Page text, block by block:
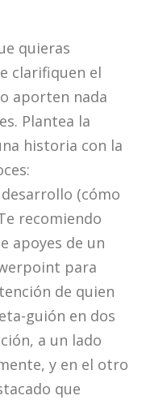
quieras
clarifiquen el
aporten nada
Plantea la
historia con la
(cómo
recomiendo
apoyes de un
para
de quien
guión en dos
a un lado
y en el otro
que